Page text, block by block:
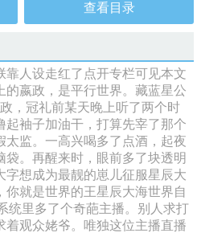
查看目录
靠人设走红了点开专栏可见本文
的嬴政，是平行世界。藏蓝星公
，冠礼前某天晚上听了两个时
起袖子加油干，打算先宰了那个
太监。一高兴喝多了点酒，起夜
袋。再醒来时，眼前多了块透明
字想成为最靓的崽儿征服星辰大
就是世界的王星辰大海世界自
统里多了个奇葩主播。别人求打
着观众姥爷。唯独这位主播直播